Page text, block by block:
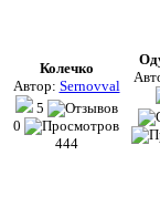
Колечко
Автор: Sernovval
5
0
444